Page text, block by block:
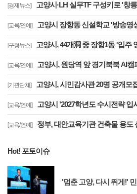
[경제뉴스] 고양시·LH 실무TF 구성키로 '창릉신도시 성
[교육/연예] 고양시 장항동 신설학교 '방송영상밸리초교
[구청뉴스] 고양시, 44개洞 중 장항1동 '입주 영향 인구 증
[교육/연예] 고양시, 원당역 앞 경기북북 AI캠퍼스 'AI·디지
[기관단체] 고양시, 시민감사관 20명 공개모집 '시민의
[교육/연예] 고양시 '2027학년도 수시전략 입시설명회
[교육/연예] 정부, 대안교육기관 건축물 용도 신설로 학습
Hot! 포토이슈
'멈춘 고양, 다시 뛰게!'